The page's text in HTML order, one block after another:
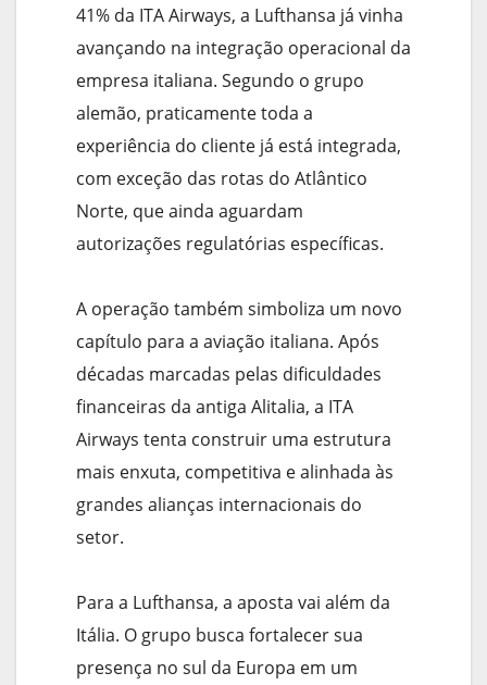
41% da ITA Airways, a Lufthansa já vinha
avançando na integração operacional da
empresa italiana. Segundo o grupo
alemão, praticamente toda a
experiência do cliente já está integrada,
com exceção das rotas do Atlântico
Norte, que ainda aguardam
autorizações regulatórias específicas.
A operação também simboliza um novo
capítulo para a aviação italiana. Após
décadas marcadas pelas dificuldades
financeiras da antiga Alitalia, a ITA
Airways tenta construir uma estrutura
mais enxuta, competitiva e alinhada às
grandes alianças internacionais do
setor.
Para a Lufthansa, a aposta vai além da
Itália. O grupo busca fortalecer sua
presença no sul da Europa em um